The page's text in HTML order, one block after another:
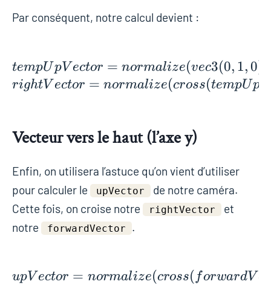
Par conséquent, notre calcul devient :
tempUpVector =
tempUpV ector = normalize(vec3(0, 1, 0)
rightV ector = normalize(cross(tempUp
Vecteur vers le haut (l’axe y)
Enfin, on utilisera l’astuce qu’on vient d’utiliser
pour calculer le
upVector
de notre caméra.
Cette fois, on croise notre
rightVector
et
notre
forwardVector .
upVector =
upV ector = normalize(cross( forwardV